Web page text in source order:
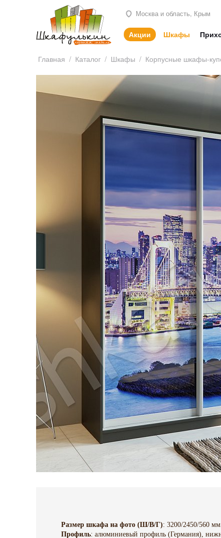
Москва и область, Крым
Акции Шкафы
Главная / Каталог / Шкафы / Корпусные шкафы-
Размер шкафа на фото (Ш/В/Г): 3200/2450/560
Профиль: алюминиевый профиль (Германия),